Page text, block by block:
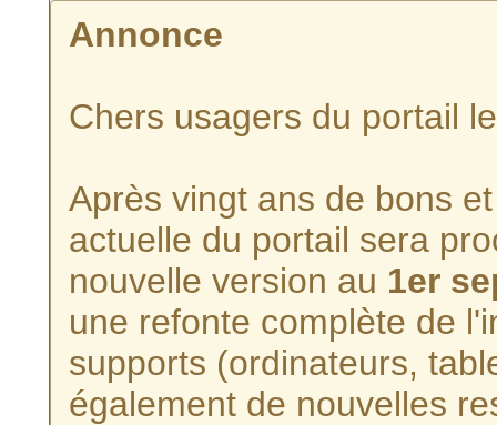
Annonce
Chers usagers du portail
Après vingt ans de bons
actuelle du portail sera
nouvelle version au 1er
une refonte complète de
supports (ordinateurs,
également de nouvelles